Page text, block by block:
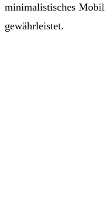
minimalistisches
gewährleistet.